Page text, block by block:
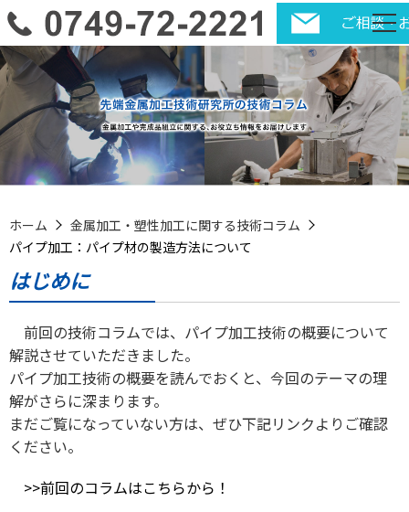
ホーム
金属加工・塑性加工に関する技術コラム
パイプ加工：パイプ材の製造方法について
はじめに
前回の技術コラムでは、パイプ加工技術の概要について
解説させていただきました。
パイプ加工技術の概要を読んでおくと、今回のテーマの理
解がさらに深まります。
まだご覧になっていない方は、ぜひ下記リンクよりご確認
ください。
>>前回のコラムはこちらから！